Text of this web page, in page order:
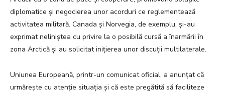
diplomatice și negocierea unor acorduri ce reglementează
activitatea militară. Canada și Norvegia, de exemplu, și-au
exprimat neliniștea cu privire la o posibilă cursă a înarmării în
zona Arctică și au solicitat inițierea unor discuții multilaterale.
Uniunea Europeană, printr-un comunicat oficial, a anunțat că
urmărește cu atenție situația și că este pregătită să faciliteze